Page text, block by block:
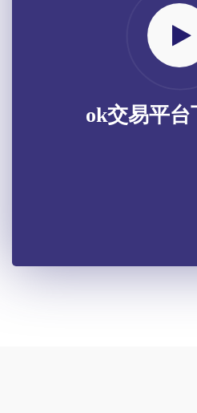
ok交易平台